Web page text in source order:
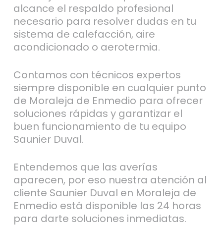
alcance el respaldo profesional
necesario para resolver dudas en tu
sistema de calefacción, aire
acondicionado o aerotermia.
Contamos con técnicos expertos
siempre disponible en cualquier punto
de Moraleja de Enmedio para ofrecer
soluciones rápidas y garantizar el
buen funcionamiento de tu equipo
Saunier Duval.
Entendemos que las averías
aparecen, por eso nuestra atención al
cliente Saunier Duval en Moraleja de
Enmedio está disponible las 24 horas
para darte soluciones inmediatas.